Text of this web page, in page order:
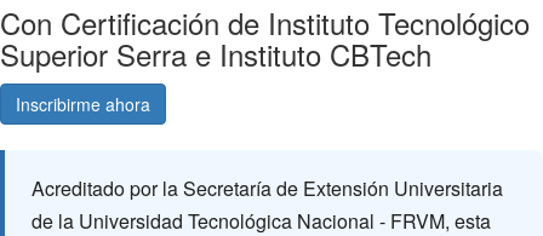
Con Certificación de Instituto Tecnológico
Superior Serra e Instituto CBTech
Inscribirme ahora
Acreditado por la Secretaría de Extensión Universitaria
de la Universidad Tecnológica Nacional - FRVM, esta